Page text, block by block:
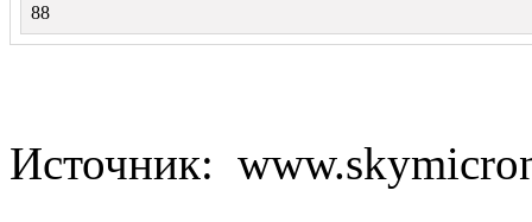
88
Источник: